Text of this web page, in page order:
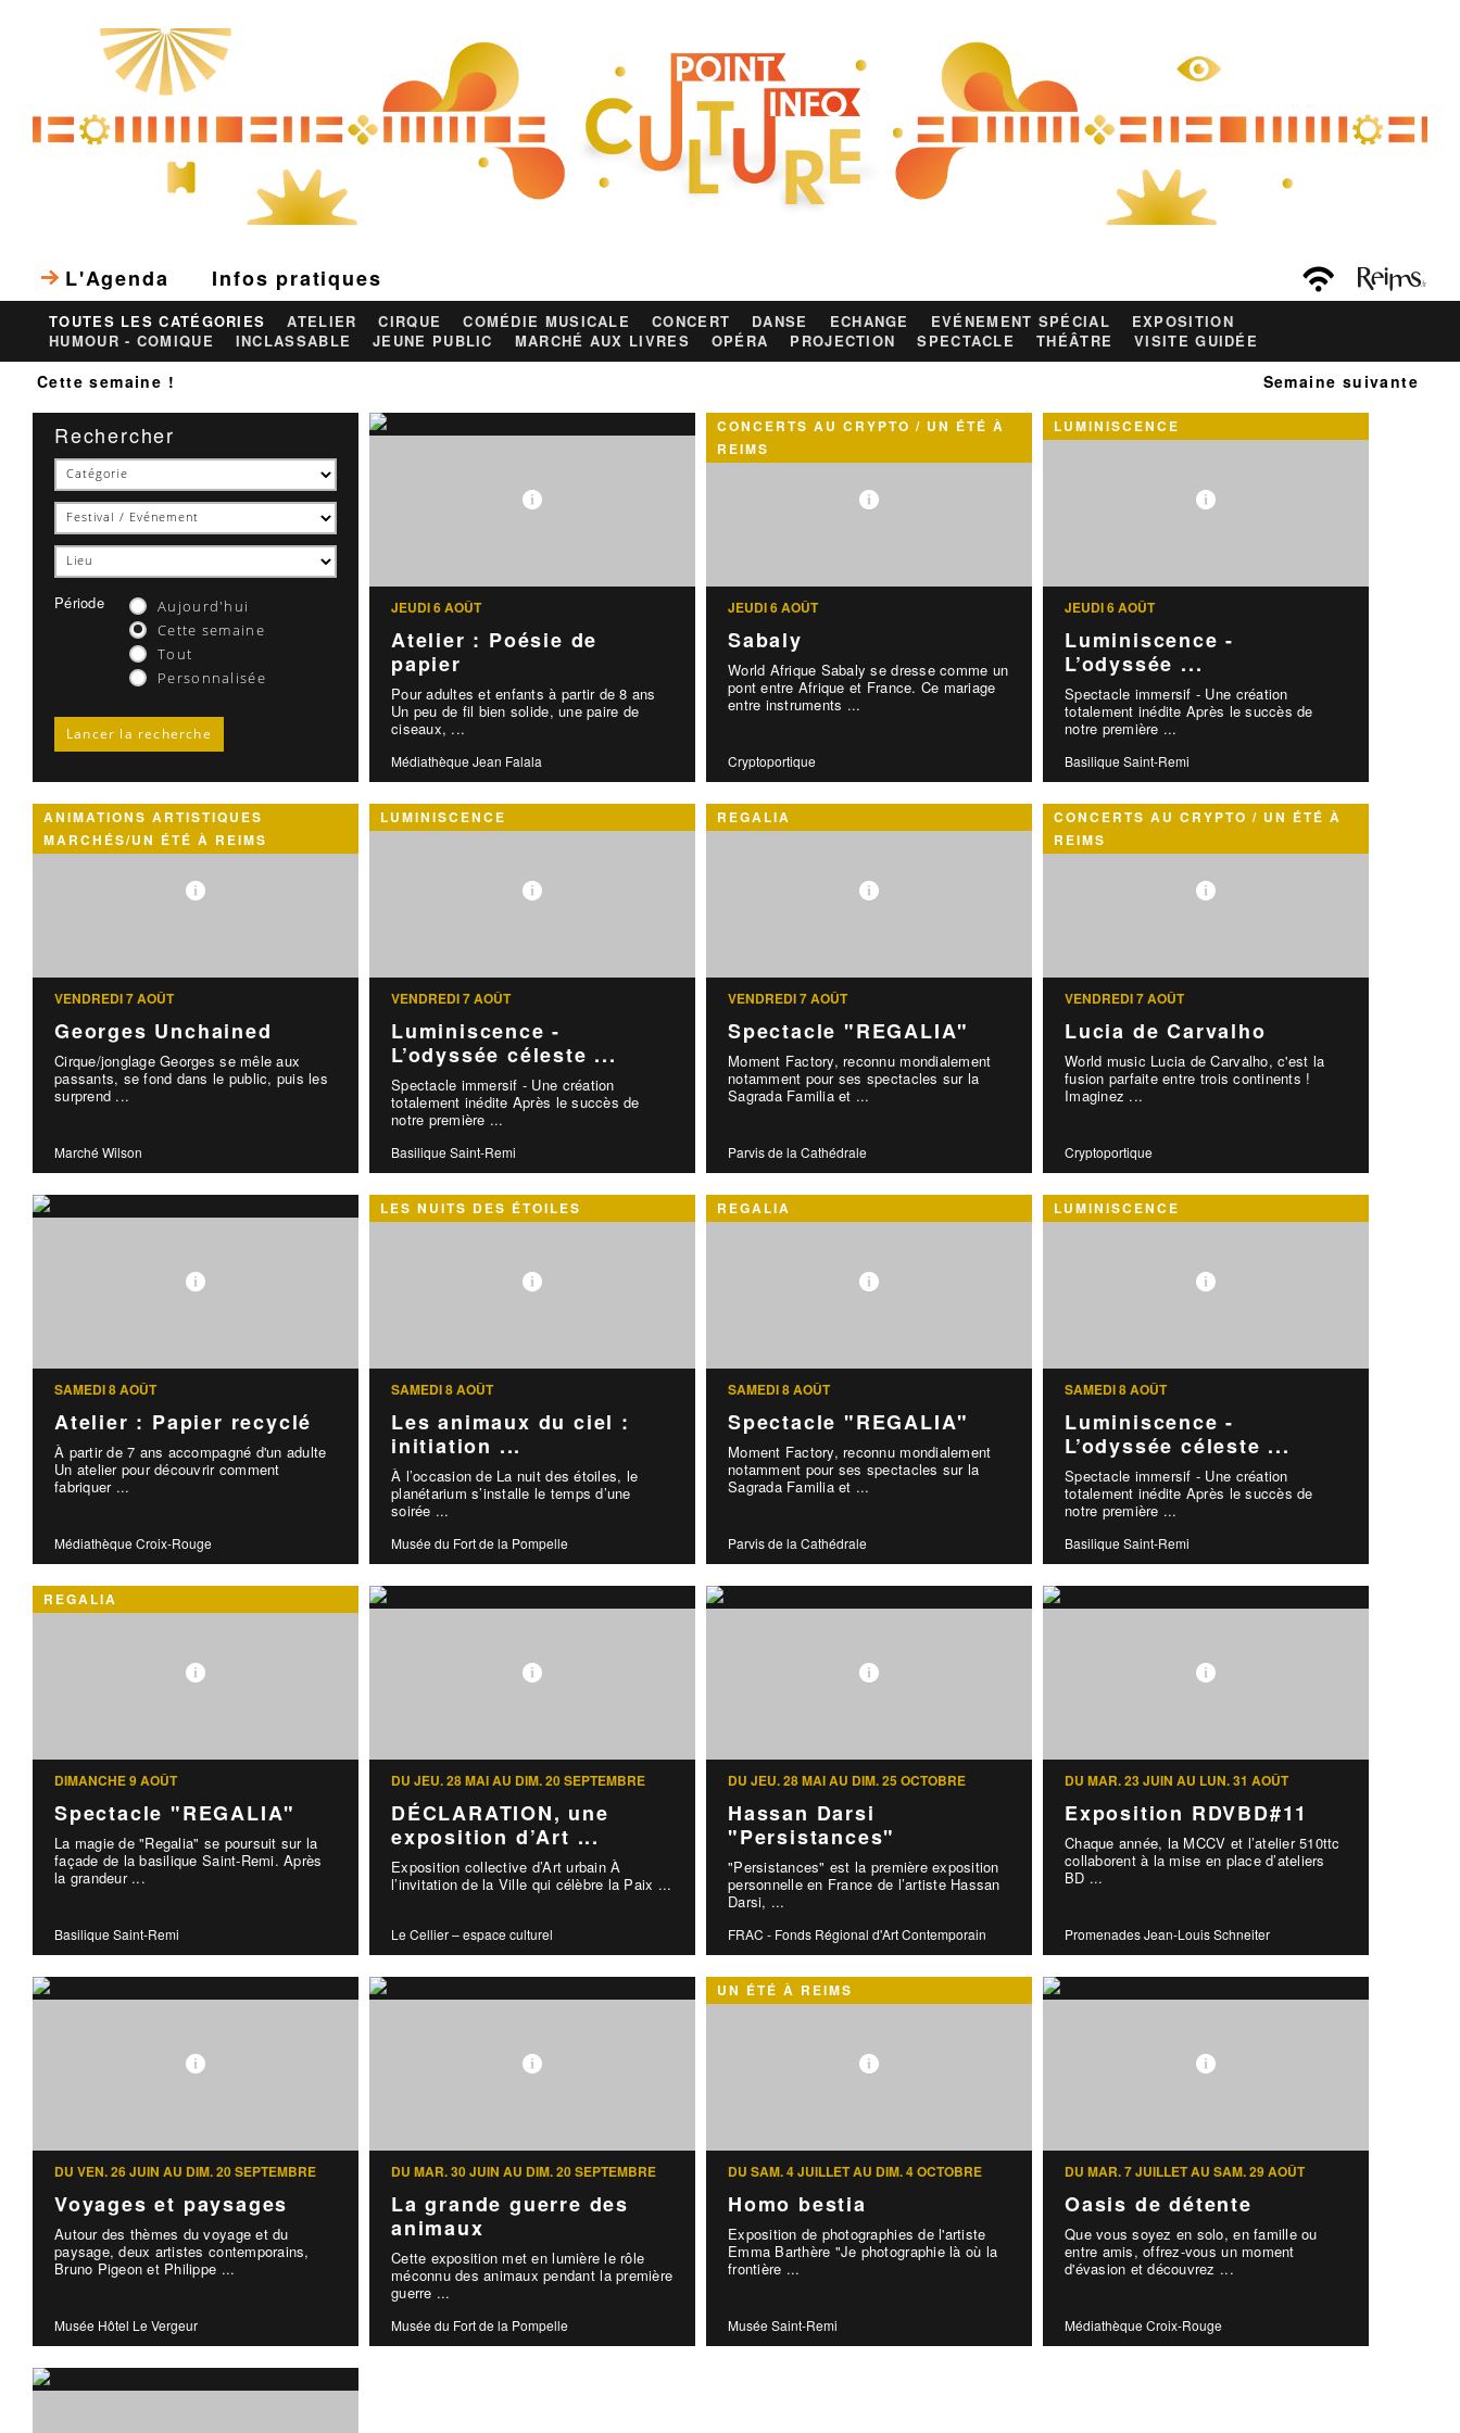
L'Agenda Infos pratiques
TOUTES LES CATÉGORIES ATELIER CIRQUE COMÉDIE MUSICALE CONCERT DANSE ECHANGE EVÉNEMENT SPÉCIAL
EXPOSITION
HUMOUR - COMIQUE
INCLASSABLE JEUNE PUBLIC MARCHÉ AUX LIVRES OPÉRA PROJECTION SPECTACLE THÉÂTRE VISITE GUIDÉE
Semaine suivante
Cette semaine !
Rechercher
Période
Aujourd'hui
Cette semaine
Tout
Personnalisée
JEUDI 6 AOÛT
Atelier : Poésie de
papier
Pour adultes et enfants à partir de 8 ans
Un peu de fil bien solide, une paire de
ciseaux, ...
Médiathèque Jean Falala
CONCERTS AU CRYPTO / UN ÉTÉ À
REIMS
JEUDI 6 AOÛT
Sabaly
World Afrique Sabaly se dresse comme un
pont entre Afrique et France. Ce mariage
entre instruments ...
Cryptoportique
LUMINISCENCE
JEUDI 6 AOÛT
Luminiscence -
L’odyssée ...
Spectacle immersif - Une création
totalement inédite Après le succès de
notre première ...
Basilique Saint-Remi
ANIMATIONS ARTISTIQUES
MARCHÉS/UN ÉTÉ À REIMS
VENDREDI 7 AOÛT
Georges Unchained
Cirque/jonglage Georges se mêle aux
passants, se fond dans le public, puis les
surprend ...
Marché Wilson
LUMINISCENCE
VENDREDI 7 AOÛT
Luminiscence -
L’odyssée céleste ...
Spectacle immersif - Une création
totalement inédite Après le succès de
notre première ...
Basilique Saint-Remi
REGALIA
VENDREDI 7 AOÛT
Spectacle "REGALIA"
Moment Factory, reconnu mondialement
notamment pour ses spectacles sur la
Sagrada Familia et ...
Parvis de la Cathédrale
CONCERTS AU CRYPTO / UN ÉTÉ À
REIMS
VENDREDI 7 AOÛT
Lucia de Carvalho
World music Lucia de Carvalho, c'est la
fusion parfaite entre trois continents !
Imaginez ...
Cryptoportique
SAMEDI 8 AOÛT
Atelier : Papier recyclé
À partir de 7 ans accompagné d'un adulte
Un atelier pour découvrir comment
fabriquer ...
Médiathèque Croix-Rouge
LES NUITS DES ÉTOILES
SAMEDI 8 AOÛT
Les animaux du ciel :
initiation ...
À l’occasion de La nuit des étoiles, le
planétarium s’installe le temps d’une
soirée ...
Musée du Fort de la Pompelle
REGALIA
SAMEDI 8 AOÛT
Spectacle "REGALIA"
Moment Factory, reconnu mondialement
notamment pour ses spectacles sur la
Sagrada Familia et ...
Parvis de la Cathédrale
LUMINISCENCE
SAMEDI 8 AOÛT
Luminiscence -
L’odyssée céleste ...
Spectacle immersif - Une création
totalement inédite Après le succès de
notre première ...
Basilique Saint-Remi
REGALIA
DIMANCHE 9 AOÛT
Spectacle "REGALIA"
La magie de "Regalia" se poursuit sur la
façade de la basilique Saint-Remi. Après
la grandeur ...
Basilique Saint-Remi
DU JEU. 28 MAI AU DIM. 20 SEPTEMBRE
DÉCLARATION, une
exposition d’Art ...
Exposition collective d’Art urbain À
l’invitation de la Ville qui célèbre la Paix ...
Le Cellier – espace culturel
DU JEU. 28 MAI AU DIM. 25 OCTOBRE
Hassan Darsi
"Persistances"
"Persistances" est la première exposition
personnelle en France de l’artiste Hassan
Darsi, ...
FRAC - Fonds Régional d'Art Contemporain
DU MAR. 23 JUIN AU LUN. 31 AOÛT
Exposition RDVBD#11
Chaque année, la MCCV et l’atelier 510ttc
collaborent à la mise en place d’ateliers
BD ...
Promenades Jean-Louis Schneiter
DU VEN. 26 JUIN AU DIM. 20 SEPTEMBRE
Voyages et paysages
Autour des thèmes du voyage et du
paysage, deux artistes contemporains,
Bruno Pigeon et Philippe ...
Musée Hôtel Le Vergeur
DU MAR. 30 JUIN AU DIM. 20 SEPTEMBRE
La grande guerre des
animaux
Cette exposition met en lumière le rôle
méconnu des animaux pendant la première
guerre ...
Musée du Fort de la Pompelle
UN ÉTÉ À REIMS
DU SAM. 4 JUILLET AU DIM. 4 OCTOBRE
Homo bestia
Exposition de photographies de l'artiste
Emma Barthère "Je photographie là où la
frontière ...
Musée Saint-Remi
DU MAR. 7 JUILLET AU SAM. 29 AOÛT
Oasis de détente
Que vous soyez en solo, en famille ou
entre amis, offrez-vous un moment
d'évasion et découvrez ...
Médiathèque Croix-Rouge